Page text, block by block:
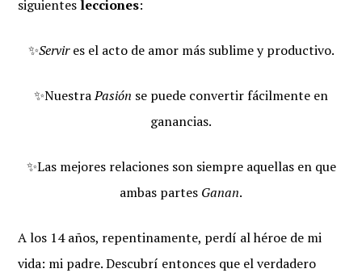
siguientes lecciones:
✨Servires el acto de amor más sublime y productivo.
✨NuestraPasión se puede convertir fácilmente en
ganancias.
✨Las mejores relaciones son siempre aquellas en que
ambas partes Ganan.
A los 14 años, repentinamente, perdí al héroe de mi
vida: mi padre. Descubrí entonces que el verdadero